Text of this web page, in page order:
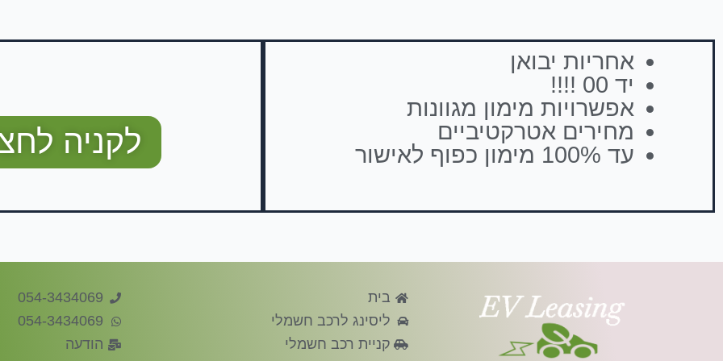
אחריות יבואן
יד 00 !!!!
אפשרויות מימון מגוונות
מחירים אטרקטיביים
עד 100% מימון כפוף לאישור
לקניה
בית
ליסינג לרכב חשמלי
קניית רכב חשמלי
054-3434069
054-3434069
הודעה